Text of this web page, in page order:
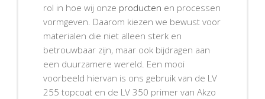
rol in hoe wij onze producten en processen
vormgeven. Daarom kiezen we bewust voor
materialen die niet alleen sterk en
betrouwbaar zijn, maar ook bijdragen aan
een duurzamere wereld. Een mooi
voorbeeld hiervan is ons gebruik van de LV
255 topcoat en de LV 350 primer van Akzo